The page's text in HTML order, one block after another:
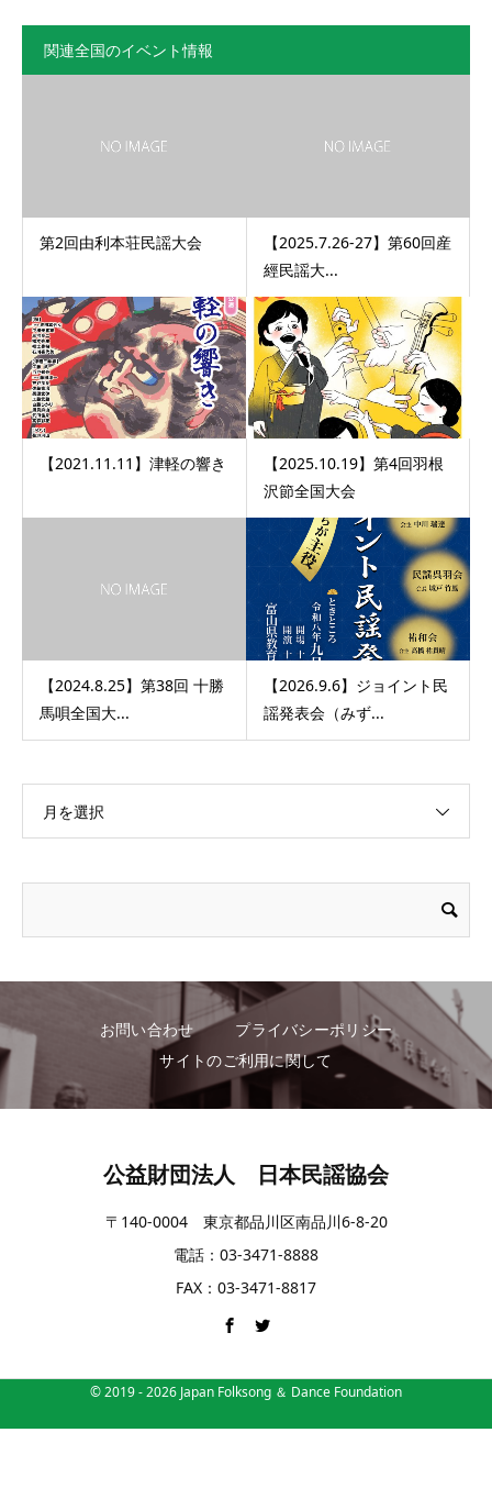
関連全国のイベント情報
第2回由利本荘民謡大会
【2025.7.26-27】第60回産
經民謡大...
【2021.11.11】津軽の響き
【2025.10.19】第4回羽根
沢節全国大会
【2024.8.25】第38回 十勝
馬唄全国大...
【2026.9.6】ジョイント民
謡発表会（みず...
月を選択
お問い合わせ
プライバシーポリシー
サイトのご利用に関して
公益財団法人 日本民謡協会
〒140-0004 東京都品川区南品川6-8-20
電話：03-3471-8888
FAX：03-3471-8817
© 2019 -2026 Japan Folksong ＆ Dance Foundation